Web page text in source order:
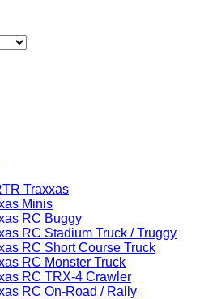
Traxxas
Minis
RC Buggy
RC Stadium Truck / Truggy
RC Short Course Truck
RC Monster Truck
RC TRX-4 Crawler
RC On-Road / Rally